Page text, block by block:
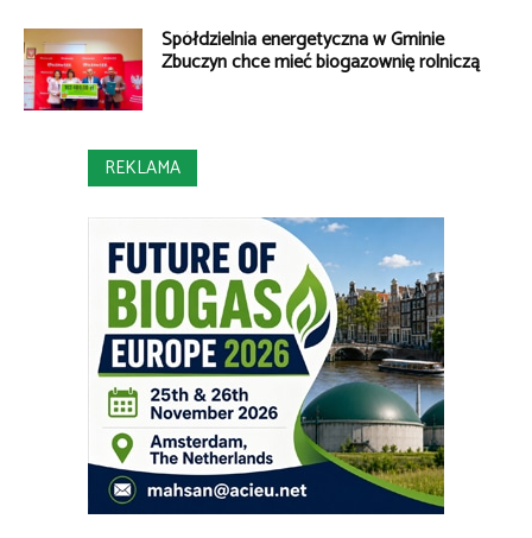
Spółdzielnia energetyczna w Gminie
Zbuczyn chce mieć biogazownię rolniczą
REKLAMA